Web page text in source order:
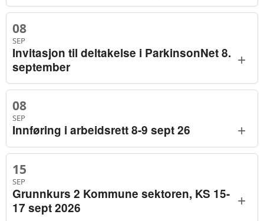
08
SEP
Invitasjon til deltakelse i ParkinsonNet 8.
september
+
08
SEP
Innføring i arbeidsrett 8-9 sept 26 +
15
SEP
Grunnkurs 2 Kommune sektoren, KS 15-
17 sept 2026
+